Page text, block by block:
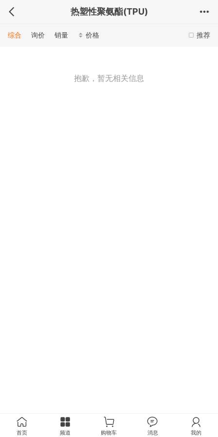
热塑性聚氨酯(TPU)
推荐
综合 询价 销量 价格
抱歉，暂无相关信息
首页 频道 购物车 消息 我的